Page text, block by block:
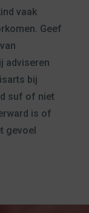
vaak
Geef
adviseren
bij
suf of niet
is of
gevoel